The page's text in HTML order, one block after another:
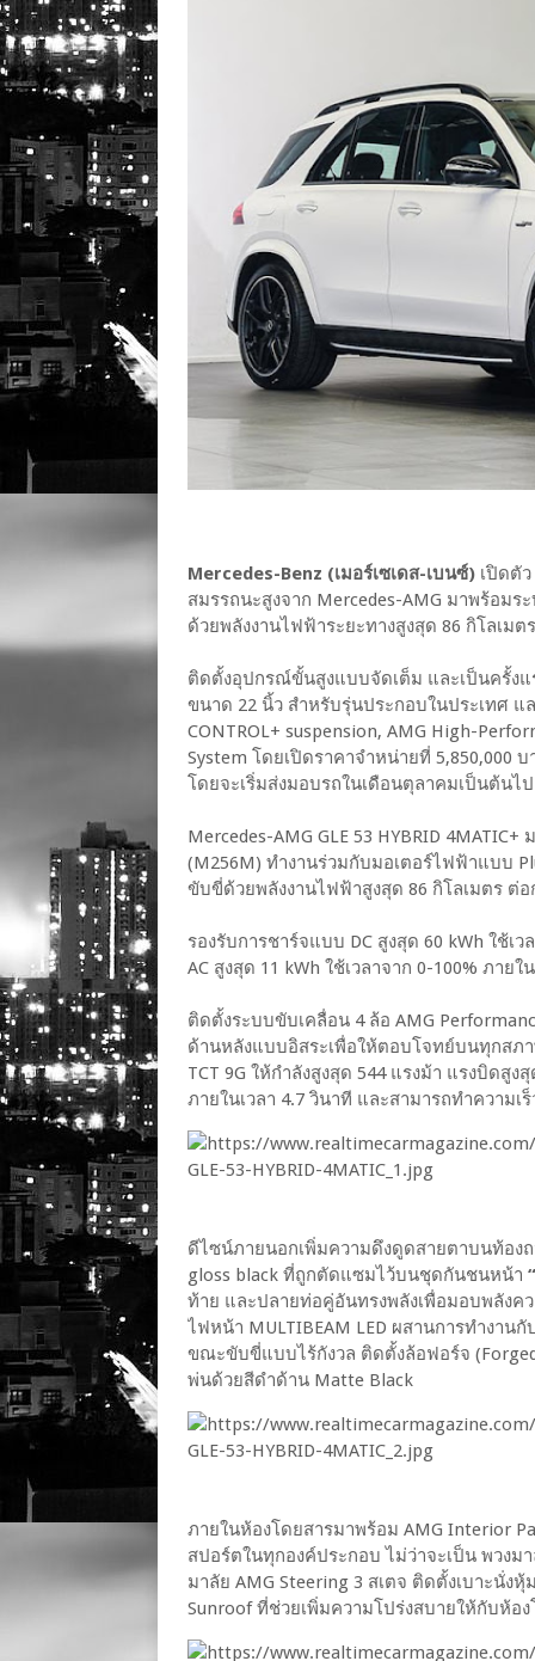
Mercedes-Benz (เมอร์เซเดส-เบนซ์) เปิดตัว
สมรรถนะสูงจาก Mercedes-AMG มาพร้อม
ด้วยพลังงานไฟฟ้าระยะทางสูงสุด 86 กิโลเม
ติดตั้งอุปกรณ์ขั้นสูงแบบจัดเต็ม และเป็นครั้ง
ขนาด 22 นิ้ว สำหรับรุ่นประกอบในประเทศ แล
CONTROL+ suspension, AMG High-
System โดยเปิดราคาจำหน่ายที่ 5,850,000
โดยจะเริ่มส่งมอบรถในเดือนตุลาคมเป็นต้นไป
Mercedes-AMG GLE 53 HYBRID
(M256M) ทำงานร่วมกับมอเตอร์ไฟฟ้าแบบ
ขับขี่ด้วยพลังงานไฟฟ้าสูงสุด 86 กิโลเมตร ต่
รองรับการชาร์จแบบ DC สูงสุด 60 kWh ใช้เ
AC สูงสุด 11 kWh ใช้เวลาจาก 0-100% ภายใ
ติดตั้งระบบขับเคลื่อน 4 ล้อ AMG
ด้านหลังแบบอิสระเพื่อให้ตอบโจทย์บนทุกสภา
TCT 9G ให้กำลังสูงสุด 544 แรงม้า แรงบิดสู
ภายในเวลา 4.7 วินาที และสามารถทำความเ
ดีไซน์ภายนอกเพิ่มความดึงดูดสายตาบนท้อง
gloss black ที่ถูกตัดแซมไว้บนชุดกันชนหน้า
ท้าย และปลายท่อคู่อันทรงพลังเพื่อมอบพลังค
ไฟหน้า MULTIBEAM LED ผสานการทำงาน
ขณะขับขี่แบบไร้กังวล ติดตั้งล้อฟอร์จ
พ่นด้วยสีดำด้าน Matte Black
ภายในห้องโดยสารมาพร้อม AMG Interior
สปอร์ตในทุกองค์ประกอบ ไม่ว่าจะเป็น พวงม
มาลัย AMG Steering 3 สเตจ ติดตั้งเบาะนั่ง
Sunroof ที่ช่วยเพิ่มความโปร่งสบายให้กับห้อ